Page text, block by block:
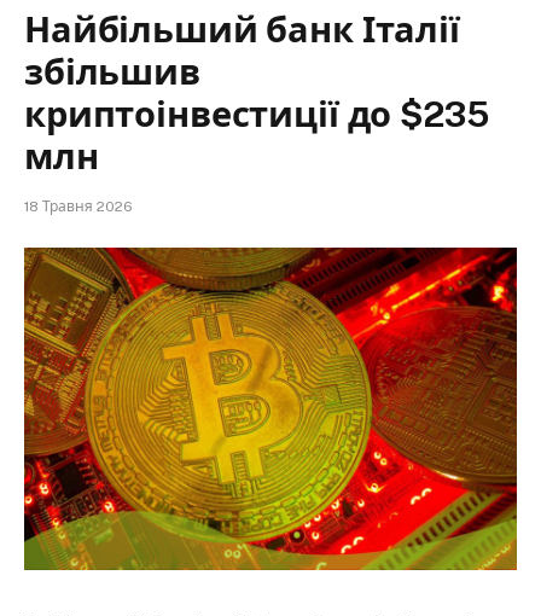
Найбільший банк Італії
збільшив
криптоінвестиції до $235
млн
18 Травня 2026